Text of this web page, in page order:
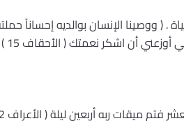
. ( ووصينا الإنسان بوالديه إحساناً
أن اشكر نعمتك ( الأحقاف 15 ) .